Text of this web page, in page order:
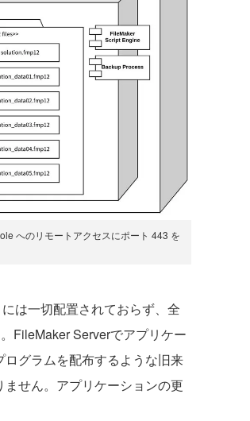
へのリモートアクセスにポート 443 を
は一切配置されておらず、全
FileMaker Serverでアプリケー
グラムを配布するような旧来
せん。アプリケーションの更